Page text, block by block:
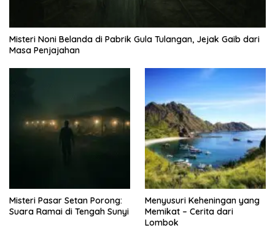
Misteri Noni Belanda di Pabrik Gula Tulangan, Jejak Gaib dari
Masa Penjajahan
Misteri Pasar Setan Porong:
Suara Ramai di Tengah Sunyi
Menyusuri Keheningan yang
Memikat – Cerita dari
Lombok